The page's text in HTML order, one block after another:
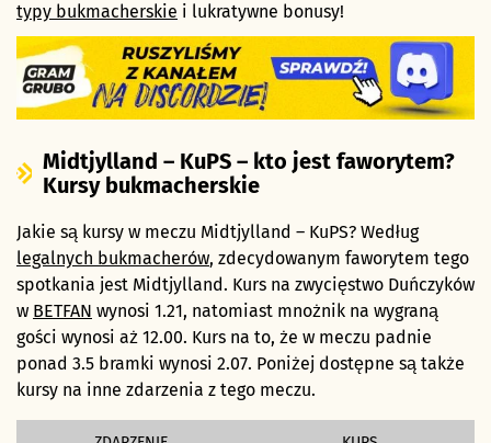
typy bukmacherskie i lukratywne bonusy!
Midtjylland – KuPS – kto jest faworytem?
Kursy bukmacherskie
Jakie są kursy w meczu Midtjylland – KuPS? Według
legalnych bukmacherów, zdecydowanym faworytem tego
spotkania jest Midtjylland. Kurs na zwycięstwo Duńczyków
w BETFAN wynosi 1.21, natomiast mnożnik na wygraną
gości wynosi aż 12.00. Kurs na to, że w meczu padnie
ponad 3.5 bramki wynosi 2.07. Poniżej dostępne są także
kursy na inne zdarzenia z tego meczu.